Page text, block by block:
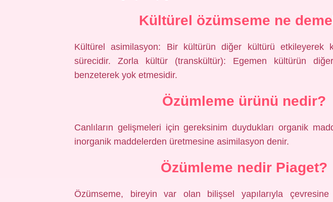
Kültürel özümseme ne
Kültürel asimilasyon: Bir kültürün diğer kültürü etkileyerek
sürecidir. Zorla kültür (transkültür): Egemen kültürün
benzeterek yok etmesidir.
Özümleme ürünü nedir?
Canlıların gelişmeleri için gereksinim duydukları organik
inorganik maddelerden üretmesine asimilasyon denir.
Özümleme nedir Piaget?
Özümseme, bireyin var olan bilişsel yapılarıyla çevresine